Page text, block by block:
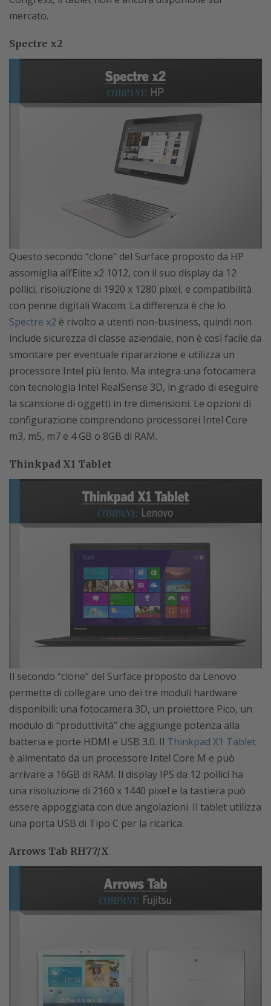
mercato.
Spectre x2
Questo secondo “clone” del Surface proposto da HP
assomiglia all’Elite x2 1012, con il suo display da 12
pollici, risoluzione di 1920 x 1280 pixel, e compatibilità
con penne digitali Wacom. La differenza è che lo
Spectre x2 è rivolto a utenti non-business, quindi non
include sicurezza di classe aziendale, non è così facile da
smontare per eventuale ripararzione e utilizza un
processore Intel più lento. Ma integra una fotocamera
con tecnologia Intel RealSense 3D, in grado di eseguire
la scansione di oggetti in tre dimensioni. Le opzioni di
configurazione comprendono processorei Intel Core
m3, m5, m7 e 4 GB o 8GB di RAM.
Thinkpad X1 Tablet
Il secondo “clone” del Surface proposto da Lenovo
permette di collegare uno dei tre moduli hardware
disponibili: una fotocamera 3D, un proiettore Pico, un
modulo di “produttività” che aggiunge potenza alla
batteria e porte HDMI e USB 3.0. Il Thinkpad X1 Tablet
è alimentato da un processore Intel Core M e può
arrivare a 16GB di RAM. Il display IPS da 12 pollici ha
una risoluzione di 2160 x 1440 pixel e la tastiera può
essere appoggiata con due angolazioni. Il tablet utilizza
una porta USB di Tipo C per la ricarica.
Arrows Tab RH77/X